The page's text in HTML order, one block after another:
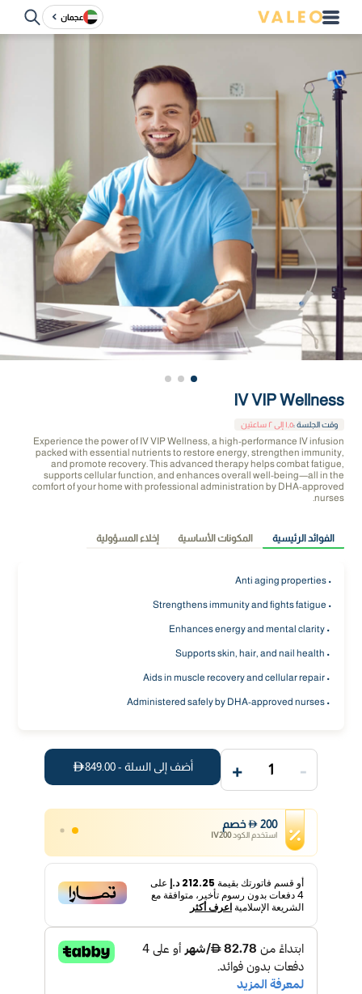
عجمان
IV VIP Wellness
وقت الجلسة:١٫٥ إلى ٢ ساعتين
Experience the power of IV VIP Wellness, a high-performance IV infusion
packed with essential nutrients to restore energy, strengthen immunity,
and promote recovery. This advanced therapy helps combat fatigue,
supports cellular function, and enhances overall well-being—all in the
comfort of your home with professional administration by DHA-approved
nurses.
الفوائد الرئيسية المكونات الأساسية إخلاء المسؤولية
• Anti aging properties
• Strengthens immunity and fights fatigue
• Enhances energy and mental clarity
• Supports skin, hair, and nail health
• Aids in muscle recovery and cellular repair
• Administered safely by DHA-approved nurses
-
1
+ أضف إلى السلة -849.00
200 خصم
استخدم الكود IV200
أو قسم فاتورتك بقيمة 212.25 د.إ
على
4دفعات بدون رسوم تأخير، متوافقة مع
الشريعة الإسلاميةاعرف أكثر